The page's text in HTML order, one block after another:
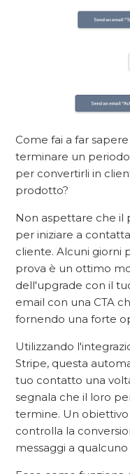
Come fai a far
terminare un
per convertirli in
prodotto?
Non aspettare che il
per iniziare a
cliente. Alcuni giorni
prova è un ottimo
dell'upgrade con il
email con una CTA
fornendo una forte
Utilizzando
Stripe, questa
tuo contatto una
segnala che il loro
termine. Un
controlla la
messaggi a